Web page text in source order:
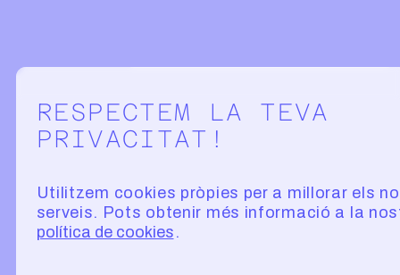
RESPECTEM LA TEVA
PRIVACITAT!
Utilitzem cookies pròpies per a millorar els
serveis. Pots obtenir més informació a la
política de cookies